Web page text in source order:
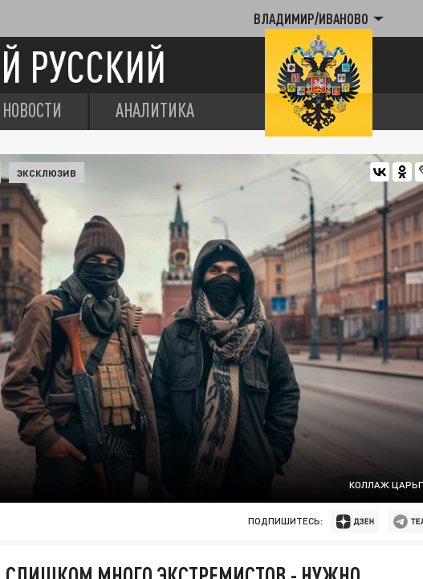
ВЛАДИМИР/ИВАНОВО
РУССКИЙ
НОВОСТИ АНАЛИТИКА
КОЛЛАЖ
ЭКСКЛЮЗИВ
ПОДПИШИТЕСЬ: